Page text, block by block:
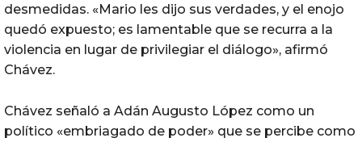
desmedidas. «Mario les dijo sus verdades, y el enojo
quedó expuesto; es lamentable que se recurra a la
violencia en lugar de privilegiar el diálogo», afirmó
Chávez.
Chávez señaló a Adán Augusto López como un
político «embriagado de poder» que se percibe como